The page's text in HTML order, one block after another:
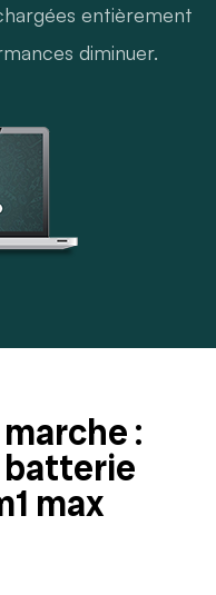
entièrement
diminuer.
:
batterie
max